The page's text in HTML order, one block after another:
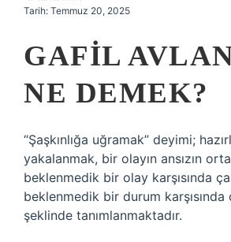
Tarih: Temmuz 20, 2025
GAFIL
NE DEMEK?
“Şaşkınlığa uğramak” deyimi;
yakalanmak, bir olayın ansızın
beklenmedik bir olay karşısında
beklenmedik bir durum
şeklinde tanımlanmaktadır.